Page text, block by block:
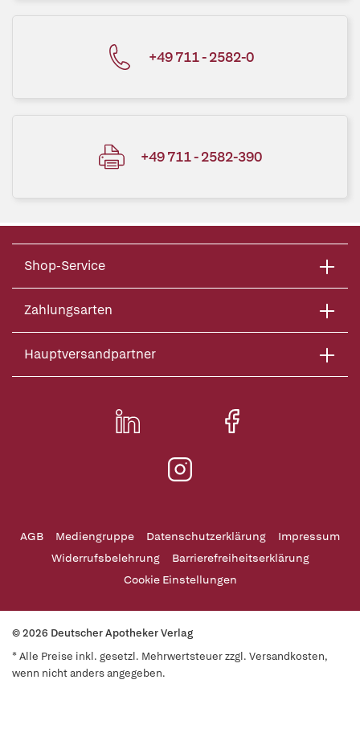
+49 711 - 2582-0
+49 711 - 2582-390
Shop-Service
Zahlungsarten
Hauptversandpartner
AGB Mediengruppe Datenschutzerklärung
Impressum
Widerrufsbelehrung
Barrierefreiheitserklärung
Cookie Einstellungen
© 2026 Deutscher Apotheker Verlag
* Alle Preise inkl. gesetzl. Mehrwertsteuer zzgl. Versandkosten,
wenn nicht anders angegeben.